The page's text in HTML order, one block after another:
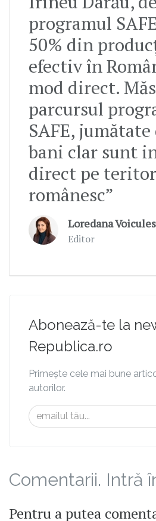
programul
50% din
efectiv în
mod direct.
parcursul
SAFE,
bani clar sunt
direct pe
românesc”
Loredana
Editor
Abonează-te la
Republica.ro
Primește cele mai bune
autorilor.
Comentarii. Intră
Pentru a putea